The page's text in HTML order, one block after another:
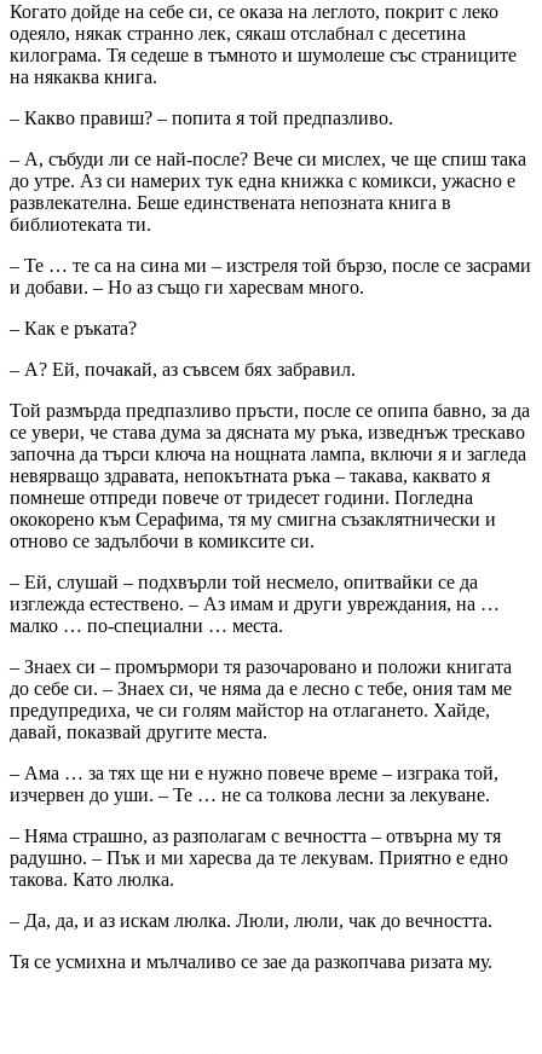
Когато дойде на себе си, се оказа на леглото, покрит с леко
одеяло, някак странно лек, сякаш отслабнал с десетина
килограма. Тя седеше в тъмното и шумолеше със страниците
на някаква книга.
– Какво правиш? – попита я той предпазливо.
– А, събуди ли се най-после? Вече си мислех, че ще спиш така
до утре. Аз си намерих тук една книжка с комикси, ужасно е
развлекателна. Беше единствената непозната книга в
библиотеката ти.
– Те … те са на сина ми – изстреля той бързо, после се засрами
и добави. – Но аз също ги харесвам много.
– Как е ръката?
– А? Ей, почакай, аз съвсем бях забравил.
Той размърда предпазливо пръсти, после се опипа бавно, за да
се увери, че става дума за дясната му ръка, изведнъж трескаво
започна да търси ключа на нощната лампа, включи я и загледа
невярващо здравата, непокътната ръка – такава, каквато я
помнеше отпреди повече от тридесет години. Погледна
ококорено към Серафима, тя му смигна съзаклятнически и
отново се задълбочи в комиксите си.
– Ей, слушай – подхвърли той несмело, опитвайки се да
изглежда естествено. – Аз имам и други увреждания, на …
малко … по-специални … места.
– Знаех си – промърмори тя разочаровано и положи книгата
до себе си. – Знаех си, че няма да е лесно с тебе, ония там ме
предупредиха, че си голям майстор на отлагането. Хайде,
давай, показвай другите места.
– Ама … за тях ще ни е нужно повече време – изграка той,
изчервен до уши. – Те … не са толкова лесни за лекуване.
– Няма страшно, аз разполагам с вечността – отвърна му тя
радушно. – Пък и ми харесва да те лекувам. Приятно е едно
такова. Като люлка.
– Да, да, и аз искам люлка. Люли, люли, чак до вечността.
Тя се усмихна и мълчаливо се зае да разкопчава ризата му.